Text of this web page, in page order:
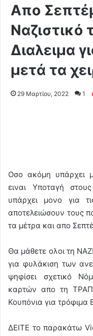
Απο
Διαλειμα
μετά τα
29 Μαρτίου, 2022 1
Oσο ακόμη υπάρχει
ειναι Υποταγή
υπάρχει μονο για
αποτελειώσουν τους
τα μέτρα και απο
Θα μάθετε ολοι τη
για φυλάκιση των
ψηφίσει σχετικό
καρτών απο τη
Κουπόνια για τρόφιμα
ΔΕΙΤΕ το παρακάτω